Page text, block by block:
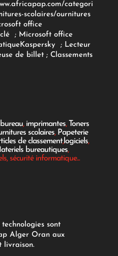
categori
scolaires/ournitures
office
; Microsoft office
Kaspersky ; Lecteur
de billet; Classements
, imprimantes, Toners
scolaires, Papeterie
de classement,logiciels,
bureautiques,
sécurité informatique...
sont
Alger Oran aux
livraison.